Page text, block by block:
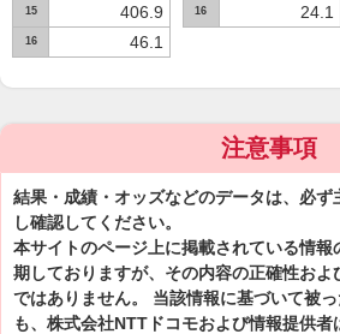
15 406.9
16 46.1
16 24.1
注意事項
結果・成績・オッズなどのデータは、必
し確認してください。
本サイトのページ上に掲載されている情
期しておりますが、その内容の正確性お
ではありません。 当該情報に基づいて被
も、株式会社NTTドコモおよび情報提供